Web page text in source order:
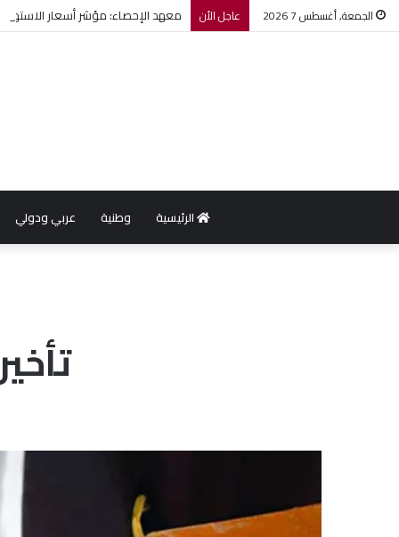
الجمعة, أغسطس 7 2026 عاجل الأن معهد الإحصاء: مؤشر أسعار الاستهلاك يرتفع بنسبة 0,2%
الرئيسية وطنية عربي ودولي
تأخير